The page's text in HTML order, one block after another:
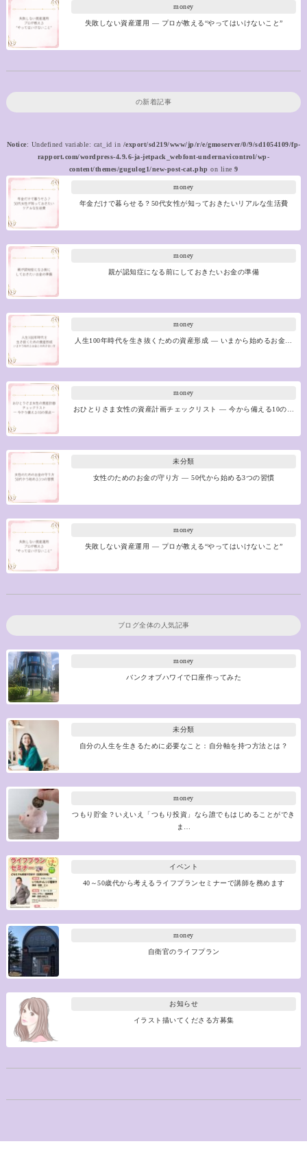
money
失敗しない資産運用 ― プロが教える“やってはいけないこと”
の新着記事
Notice: Undefined variable: cat_id in /export/sd219/www/jp/r/e/gmoserver/0/9/sd1054109/fp-
rapport.com/wordpress-4.9.6-ja-jetpack_webfont-undernavicontrol/wp-
content/themes/gugulog1/new-post-cat.php on line 9
money
年金だけで暮らせる？50代女性が知っておきたいリアルな生活費
money
親が認知症になる前にしておきたいお金の準備
money
人生100年時代を生き抜くための資産形成 ― いまから始めるお金…
money
おひとりさま女性の資産計画チェックリスト ― 今から備える10の…
未分類
女性のためのお金の守り方 ― 50代から始める3つの習慣
money
失敗しない資産運用 ― プロが教える“やってはいけないこと”
ブログ全体の人気記事
money
バンクオブハワイで口座作ってみた
未分類
自分の人生を生きるために必要なこと：自分軸を持つ方法とは？
money
つもり貯金？いえいえ「つもり投資」なら誰でもはじめることができ
ま…
イベント
40～50歳代から考えるライフプランセミナーで講師を務めます
money
自衛官のライフプラン
お知らせ
イラスト描いてくださる方募集